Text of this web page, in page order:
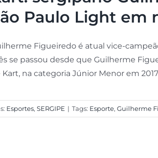
Paulo Light em
Figueiredo é atual vice-
se passou desde que Guilherme
Kart, na categoria Júnior Menor em
Esportes, SERGIPE | Tags: Esporte, Guilherme